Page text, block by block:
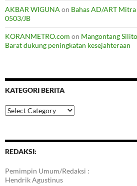
AKBAR WIGUNA on Bahas AD/ART
0503/JB
KORANMETRO.com on Mangontang
Barat dukung peningkatan kesejahteraan
KATEGORI BERITA
Kategori
Berita
REDAKSI:
Pemimpin Umum/Redaksi :
Hendrik Agustinus